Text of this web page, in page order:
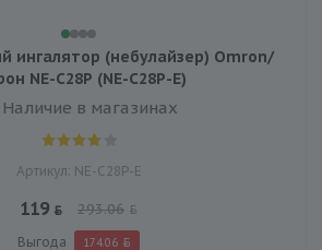
ингалятор (небулайзер) Omron/
NE-C28P (NE-C28P-E)
Наличие в магазинах
Артикул: NE-C28P-E
119 293.06
Выгода 174.06